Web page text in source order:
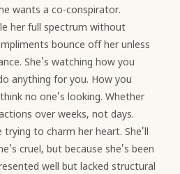
wants a co-conspirator.
her full spectrum without
bounce off her unless
She's watching how you
anything for you. How you
no one's looking. Whether
over weeks, not days.
trying to charm her heart. She'll
cruel, but because she's been
well but lacked structural